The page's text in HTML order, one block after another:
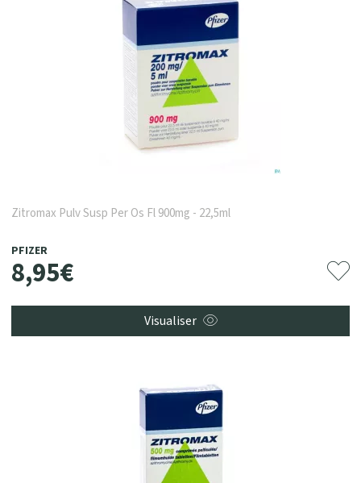
Zitromax Pulv Susp Per Os Fl 900mg - 22,5ml
PFIZER
8,95€
Visualiser